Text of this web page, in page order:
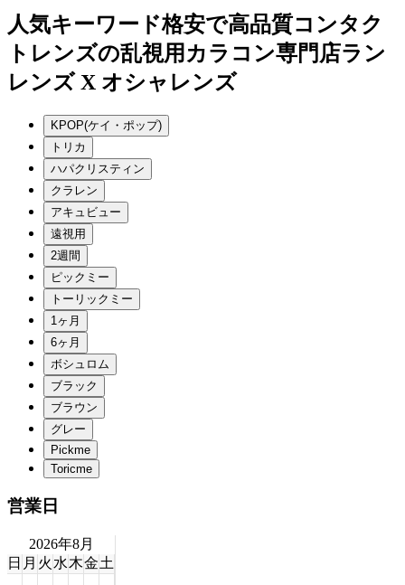
人気キーワード格安で高品質コンタク
トレンズの乱視用カラコン専門店ラン
レンズ X オシャレンズ
営業日
2026年8月
日 月 火 水木金土